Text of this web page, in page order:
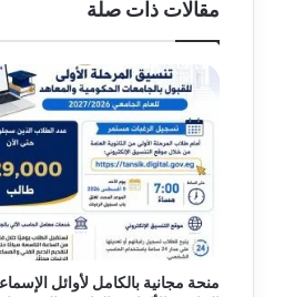
مقالات ذات صلة
منحة مجانية بالكامل لأوائل